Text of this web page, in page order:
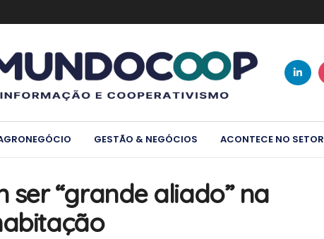
GESTÃO & NEGÓCIOS ACONTECE NO SETOR
“grande aliado” na